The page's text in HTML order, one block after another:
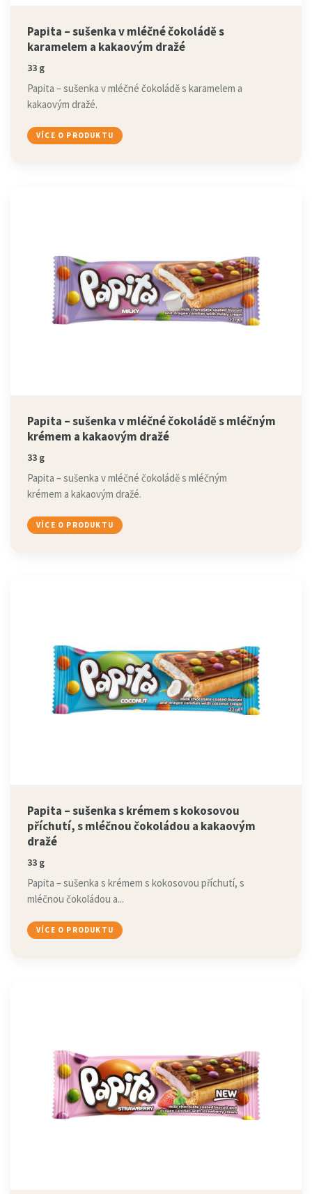
Papita – sušenka v mléčné čokoládě s
karamelem a kakaovým dražé
33 g
Papita – sušenka v mléčné čokoládě s karamelem a
kakaovým dražé.
VÍCE O PRODUKTU
Papita – sušenka v mléčné čokoládě s mléčným
krémem a kakaovým dražé
33 g
Papita – sušenka v mléčné čokoládě s mléčným
krémem a kakaovým dražé.
VÍCE O PRODUKTU
Papita – sušenka s krémem s kokosovou
příchutí, s mléčnou čokoládou a kakaovým
dražé
33 g
Papita – sušenka s krémem s kokosovou příchutí, s
mléčnou čokoládou a...
VÍCE O PRODUKTU